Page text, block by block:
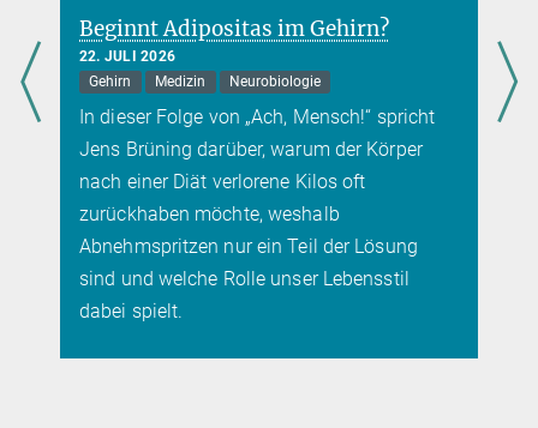
Beginnt Adipositas im Gehirn?
22. JULI 2026
Gehirn
Medizin Neurobiologie
In dieser Folge von „Ach, Mensch!“ spricht
Jens Brüning darüber, warum der Körper
nach einer Diät verlorene Kilos oft
zurückhaben möchte, weshalb
Abnehmspritzen nur ein Teil der Lösung
sind und welche Rolle unser Lebensstil
dabei spielt.